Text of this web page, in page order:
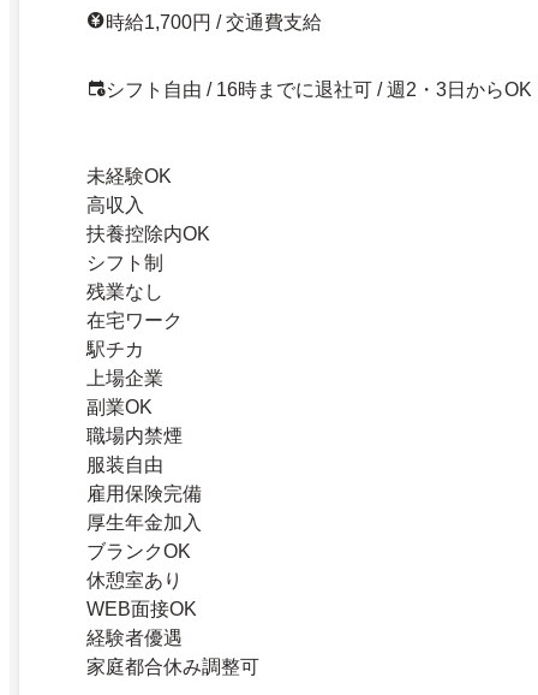
時給1,700円 / 交通費支給
シフト自由 / 16時までに退社可 / 週2・3日からOK
未経験OK
高収入
扶養控除内OK
シフト制
残業なし
在宅ワーク
駅チカ
上場企業
副業OK
職場内禁煙
服装自由
雇用保険完備
厚生年金加入
ブランクOK
休憩室あり
WEB面接OK
経験者優遇
家庭都合休み調整可